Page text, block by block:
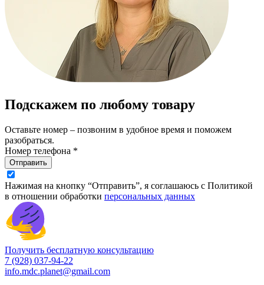
Подскажем по любому товару
Оставьте номер – позвоним в удобное время и поможем
разобраться.
Номер телефона *
Отправить
Нажимая на кнопку “Отправить”, я соглашаюсь с Политикой
в отношении обработки персональных данных
Получить бесплатную консультацию
7 (928) 037-94-22
info.mdc.planet@gmail.com